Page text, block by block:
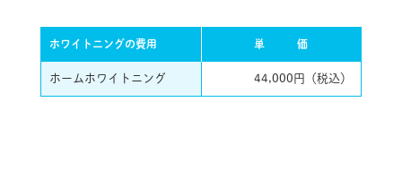
ホワイトニングの費用 単 価
ホームホワイトニング 44,000円（税込）